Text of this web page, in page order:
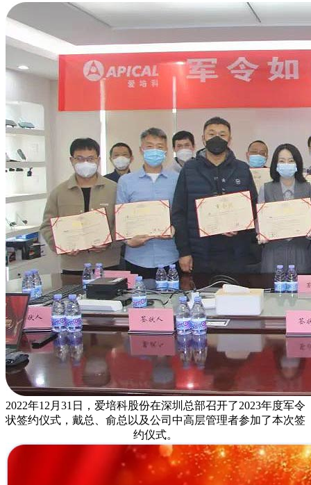
2022年12月31日，爱培科股份在深圳总部召开了2023年度军令
状签约仪式，戴总、俞总以及公司中高层管理者参加了本次签
约仪式。